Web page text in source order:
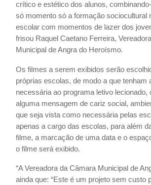
crítico e estético dos alunos,
só momento só a formação sociocultural
escolar com momentos de lazer dos
frisou Raquel Caetano Ferreira,
Municipal de Angra do Heroísmo.
Os filmes a serem exibidos serão
próprias escolas, de modo a que tenham
necessária ao programa letivo lecionado,
alguma mensagem de cariz social,
que seja vista como necessária pelas
apenas a cargo das escolas, para além
filme, a marcação de uma data e o
o filme será exibido.
“A Vereadora da Câmara Municipal de
ainda que: “Este é um projeto sem custo